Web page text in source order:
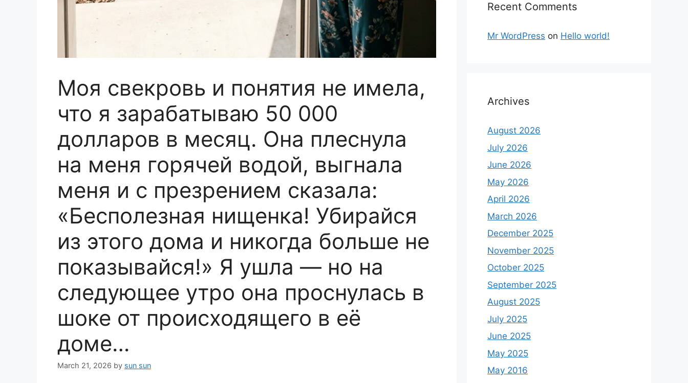
Моя свекровь и понятия не имела,
что я зарабатываю 50 000
долларов в месяц. Она плеснула
на меня горячей водой, выгнала
меня и с презрением сказала:
«Бесполезная нищенка! Убирайся
из этого дома и никогда больше не
показывайся!» Я ушла — но на
следующее утро она проснулась в
шоке от происходящего в её
доме…
March 21, 2026 by sun sun
Recent Comments
Mr WordPress on Hello world!
Archives
August 2026
July 2026
June 2026
May 2026
April 2026
March 2026
December 2025
November 2025
October 2025
September 2025
August 2025
July 2025
June 2025
May 2025
May 2016